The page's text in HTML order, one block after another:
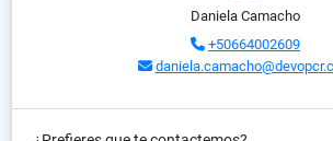
Daniela Camacho
+50664002609